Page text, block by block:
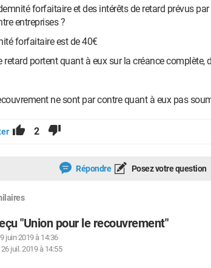
forfaitaire et des intérêts de retard prévus
entreprises ?
forfaitaire est de 40€
retard portent quant à eux sur la créance complète,
ne sont par contre quant à eux pas
2
Répondre Posez votre question
"Union pour le recouvrement"
juin 2019 à 14:36
26 juil. 2019 à 14:55